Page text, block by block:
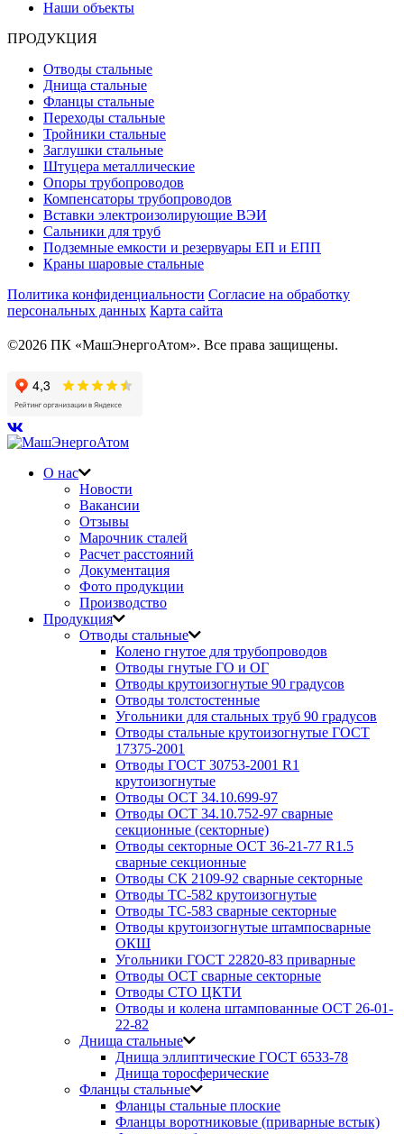
Наши объекты
ПРОДУКЦИЯ
Отводы стальные
Днища стальные
Фланцы стальные
Переходы стальные
Тройники стальные
Заглушки стальные
Штуцера металлические
Опоры трубопроводов
Компенсаторы трубопроводов
Вставки электроизолирующие ВЭИ
Сальники для труб
Подземные емкости и резервуары ЕП и ЕПП
Краны шаровые стальные
Политика конфиденциальности Согласие на обработку
персональных данных Карта сайта
©2026 ПК «МашЭнергоАтом». Все права защищены.
О нас
Новости
Вакансии
Отзывы
Марочник сталей
Расчет расстояний
Документация
Фото продукции
Производство
Продукция
Отводы стальные
Колено гнутое для трубопроводов
Отводы гнутые ГО и ОГ
Отводы крутоизогнутые 90 градусов
Отводы толстостенные
Угольники для стальных труб 90 градусов
Отводы стальные крутоизогнутые ГОСТ
17375-2001
Отводы ГОСТ 30753-2001 R1
крутоизогнутые
Отводы ОСТ 34.10.699-97
Отводы ОСТ 34.10.752-97 сварные
секционные (секторные)
Отводы секторные ОСТ 36-21-77 R1.5
сварные секционные
Отводы СК 2109-92 сварные секторные
Отводы ТС-582 крутоизогнутые
Отводы ТС-583 сварные секторные
Отводы крутоизогнутые штампосварные
ОКШ
Угольники ГОСТ 22820-83 приварные
Отводы ОСТ сварные секторные
Отводы СТО ЦКТИ
Отводы и колена штампованные ОСТ 26-01-
22-82
Днища стальные
Днища эллиптические ГОСТ 6533-78
Днища торосферические
Фланцы стальные
Фланцы стальные плоские
Фланцы воротниковые (приварные встык)